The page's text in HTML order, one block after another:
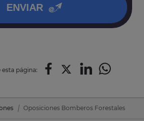
ENVIAR
página:
Oposiciones Bomberos Forestales